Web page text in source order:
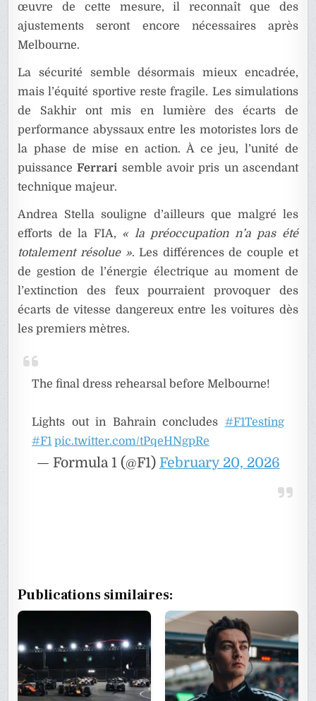
œuvre de cette mesure, il reconnaît que des
ajustements seront encore nécessaires après
Melbourne.
La sécurité semble désormais mieux encadrée,
mais l’équité sportive reste fragile. Les simulations
de Sakhir ont mis en lumière des écarts de
performance abyssaux entre les motoristes lors de
la phase de mise en action. À ce jeu, l’unité de
puissanceFerrari semble avoir pris un ascendant
technique majeur.
Andrea Stella souligne d’ailleurs que malgré les
efforts de la FIA, « la préoccupation n’a pas été
totalement résolue ». Les différences de couple et
de gestion de l’énergie électrique au moment de
l’extinction des feux pourraient provoquer des
écarts de vitesse dangereux entre les voitures dès
les premiers mètres.
The final dress rehearsal before Melbourne!
Lights out in Bahrain concludes #F1Testing
#F1 pic.twitter.com/tPqeHNgpRe
— Formula 1 (@F1) February 20, 2026
Publications similaires: